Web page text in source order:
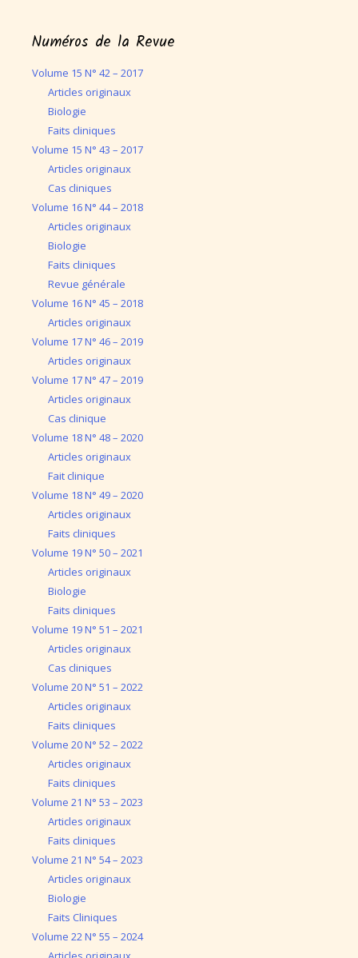
Numéros de la Revue
Volume 15 N° 42 – 2017
Articles originaux
Biologie
Faits cliniques
Volume 15 N° 43 – 2017
Articles originaux
Cas cliniques
Volume 16 N° 44 – 2018
Articles originaux
Biologie
Faits cliniques
Revue générale
Volume 16 N° 45 – 2018
Articles originaux
Volume 17 N° 46 – 2019
Articles originaux
Volume 17 N° 47 – 2019
Articles originaux
Cas clinique
Volume 18 N° 48 – 2020
Articles originaux
Fait clinique
Volume 18 N° 49 – 2020
Articles originaux
Faits cliniques
Volume 19 N° 50 – 2021
Articles originaux
Biologie
Faits cliniques
Volume 19 N° 51 – 2021
Articles originaux
Cas cliniques
Volume 20 N° 51 – 2022
Articles originaux
Faits cliniques
Volume 20 N° 52 – 2022
Articles originaux
Faits cliniques
Volume 21 N° 53 – 2023
Articles originaux
Faits cliniques
Volume 21 N° 54 – 2023
Articles originaux
Biologie
Faits Cliniques
Volume 22 N° 55 – 2024